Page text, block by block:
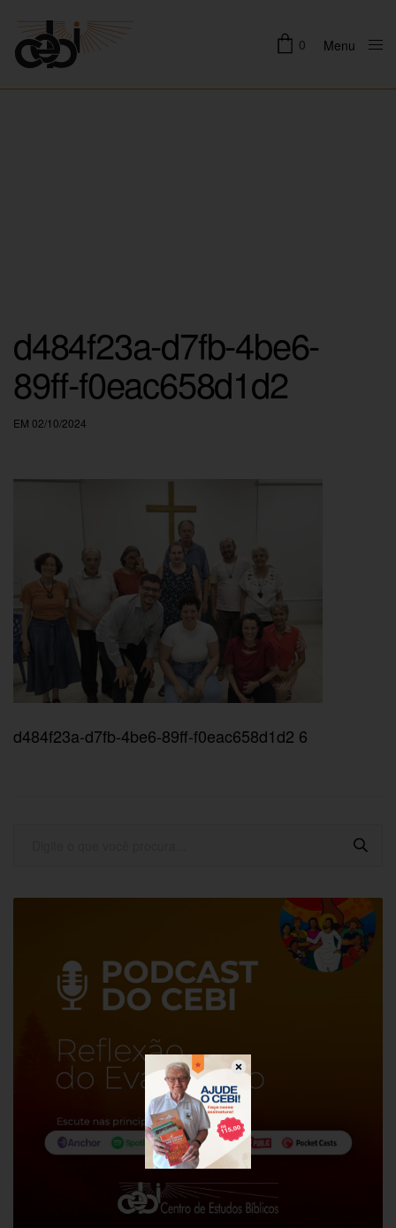
0 Menu
d484f23a-d7fb-4be6-
89ff-f0eac658d1d2
EM 02/10/2024
d484f23a-d7fb-4be6-89ff-f0eac658d1d2 6